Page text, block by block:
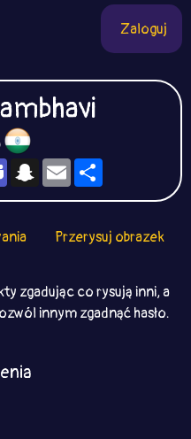
Zaloguj
TeamsSnapchat
Email
Przerysuj obrazek
zgadując co rysują inni, a
innym zgadnąć hasło.